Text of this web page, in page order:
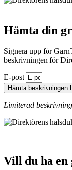
Hämta din
Signera upp för
beskrivningen för
E-post
Hämta beskrivningen
Limiterad
Vill du ha en